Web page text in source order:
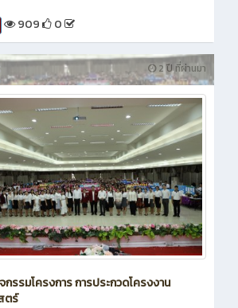
909 0
2 ปี ที่ผ่านมา
รรมโครงการ การประกวดโครงงาน
ตร์